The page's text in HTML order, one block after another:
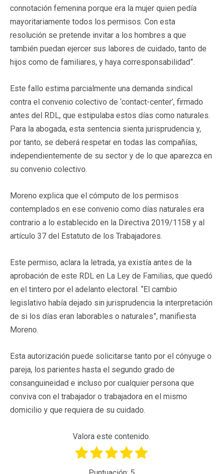
connotación femenina porque era la mujer quien pedía
mayoritariamente todos los permisos. Con esta
resolución se pretende invitar a los hombres a que
también puedan ejercer sus labores de cuidado, tanto de
hijos como de familiares, y haya corresponsabilidad”.
Este fallo estima parcialmente una demanda sindical
contra el convenio colectivo de ‘contact-center’, firmado
antes del RDL, que estipulaba estos días como naturales.
Para la abogada, esta sentencia sienta jurisprudencia y,
por tanto, se deberá respetar en todas las compañías,
independientemente de su sector y de lo que aparezca en
su convenio colectivo.
Moreno explica que el cómputo de los permisos
contemplados en ese convenio como días naturales era
contrario a lo establecido en la Directiva 2019/1158 y al
artículo 37 del Estatuto de los Trabajadores.
Este permiso, aclara la letrada, ya existía antes de la
aprobación de este RDL en La Ley de Familias, que quedó
en el tintero por el adelanto electoral. “El cambio
legislativo había dejado sin jurisprudencia la interpretación
de si los días eran laborables o naturales”, manifiesta
Moreno.
Esta autorización puede solicitarse tanto por el cónyuge o
pareja, los parientes hasta el segundo grado de
consanguineidad e incluso por cualquier persona que
conviva con el trabajador o trabajadora en el mismo
domicilio y que requiera de su cuidado.
Valora este contenido.